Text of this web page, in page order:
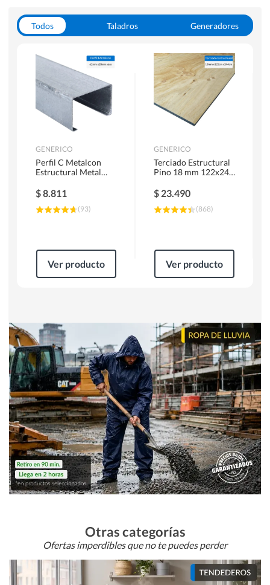
Todos Taladros
Generadores
Herramientas Manuales
Sierras Circulares
GENERICO
Perfil C Metalcon
Estructural Metal
$8.811
(93)
Ver producto
GENERICO
Terciado Estructural
Pino 18 mm 122x244
$ 23.490
(868)
Ver producto
Otras categorías
Ofertas imperdibles que no te puedes perder